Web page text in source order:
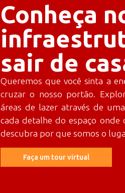
Conheça
sair de
Queremos que você sinta a
cruzar o nosso portão.
áreas de lazer através de
cada detalhe do espaço
descubra por que somos o
Faça um tour virtual